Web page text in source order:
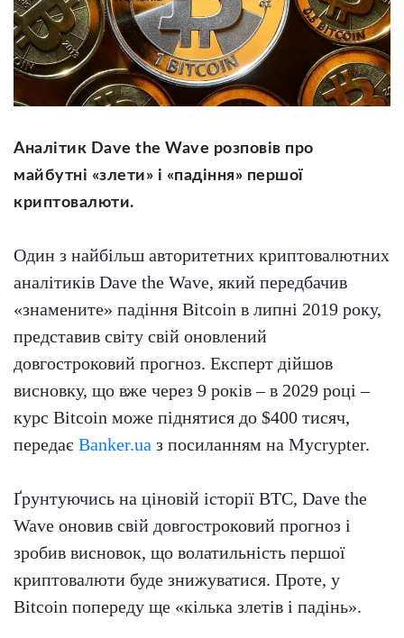
Аналітик Dave the Wave розповів про
майбутні «злети» і «падіння» першої
криптовалюти.
Один з найбільш авторитетних криптовалютних
аналітиків Dave the Wave, який передбачив
«знамените» падіння Bitcoin в липні 2019 року,
представив світу свій оновлений
довгостроковий прогноз. Експерт дійшов
висновку, що вже через 9 років – в 2029 році –
курс Bitcoin може піднятися до $400 тисяч,
передає Banker.ua з посиланням на Mycrypter.
Ґрунтуючись на ціновій історії BTC, Dave the
Wave оновив свій довгостроковий прогноз і
зробив висновок, що волатильність першої
криптовалюти буде знижуватися. Проте, у
Bitcoin попереду ще «кілька злетів і падінь».